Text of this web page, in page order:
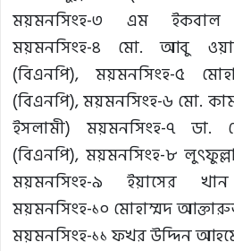
ময়মনসিংহ-৩ এম ইকবাল
ময়মনসিংহ-৪ মো. আবু
(বিএনপি), ময়মনসিংহ-৫
(বিএনপি), ময়মনসিংহ-৬ মো.
ইসলামী) ময়মনসিংহ-৭ ডা.
(বিএনপি), ময়মনসিংহ-৮
ময়মনসিংহ-৯ ইয়াসের
ময়মনসিংহ-১০ মোহাম্মদ
ময়মনসিংহ-১১ ফখর উদ্দিন